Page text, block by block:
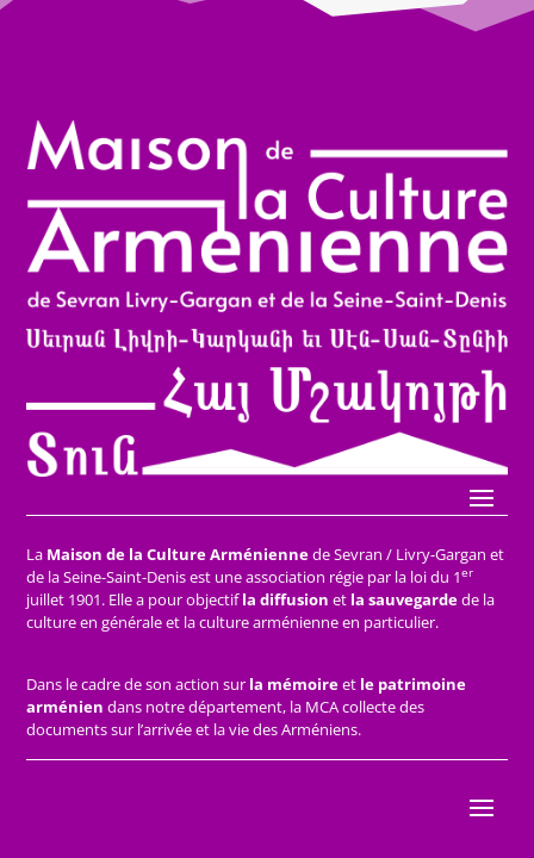
La Maison de la Culture Arméniennede Sevran / Livry-Gargan et
de la Seine-Saint-Denis est une association régie par la loi du 1er
juillet 1901. Elle a pour objectifla diffusion et la sauvegardede la
culture en générale et la culture arménienne en particulier.
Dans le cadre de son action sur la mémoireet le patrimoine
arménien dans notre département, la MCA collecte des
documents sur l’arrivée et la vie des Arméniens.